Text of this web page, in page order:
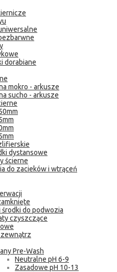
dorabiane
mokro - arkusze
sucho - arkusze
dystansowe
ścierne
do zacieków i wtrąceń
środki do podwozia
czyszczące
zewnątrz
Pre-Wash
Neutralne pH 6-9
Zasadowe pH 10-13